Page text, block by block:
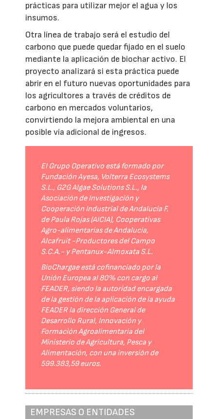
prácticas para utilizar mejor el agua y los
insumos.
Otra línea de trabajo será el estudio del
carbono que puede quedar fijado en el suelo
mediante la aplicación de biochar activo. El
proyecto analizará si esta práctica puede
abrir en el futuro nuevas oportunidades para
los agricultores a través de créditos de
carbono en mercados voluntarios,
convirtiendo la mejora ambiental en una
posible vía adicional de ingresos.
El Grupo Operativo está formado por
Fundación Ayesa, Volterra Ecosystems
S.L., G2G Algae Solutions S.L., la
Asociación de Investigación y
Cooperación Industrial de Andalucía F.
de Paula Rojas (AICIA), Cooperativas
Agro-alimentarias de Andalucía,
Alcafruit -Productores del Campo
S.C.A.- y Pentanux-Almoxata S.L.
BioChargae está cofinanciado por la
Unión Europea al 80% con cargo al
FEADER, siendo la autoridad encargada
de la gestión de la aplicación de la ayuda
FEADER la dirección General de
Desarrollo Rural, Innovación y
Formación Agroalimentaria del
Ministerio de Agricultura, Pesca y
Alimentación, con una inversión de
599.383,59 euros.
EMPRESAS O ENTIDADES